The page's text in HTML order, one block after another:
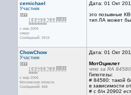
cemichael
Участник
с июн 2009
озеро
Сообщений: 3919
Дата: 01 Окт
это позывные
тип ЛА может
ChowChow
Участник
с мар 2006
Московская область
Сообщений: 468
Дата: 01 Окт
МотОциклет
что за RA
Гипотезы:
# 84580: такой
в зависимости
# с б/н 20902